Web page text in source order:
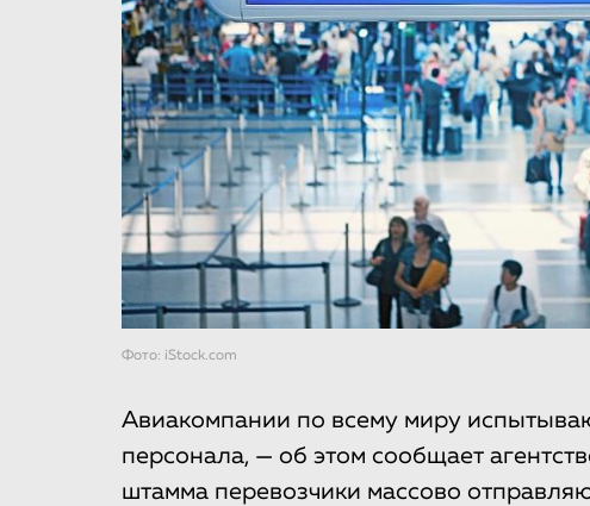
Фото: iStock.com
Авиакомпании по всему миру
персонала, — об этом сообщает
штамма перевозчики массово